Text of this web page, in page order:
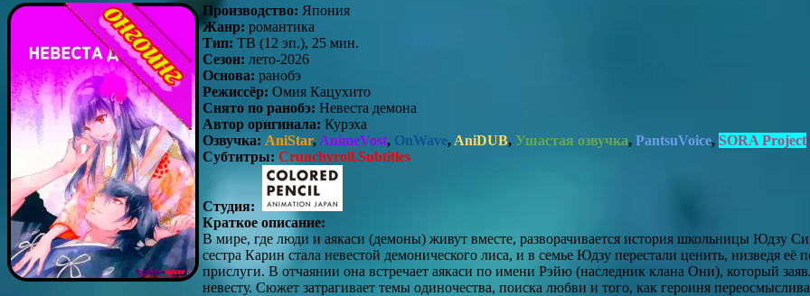
Производство: Япония
Жанр: романтика
Тип: ТВ (12 эп.), 25 мин.
Сезон: лето-2026
Основа: ранобэ
Режиссёр: Омия Кацухито
Снято по ранобэ: Невеста демона
Автор оригинала: Курэха
Озвучка: AniStar, AnimeVost, OnWave, AniDUB, Ушастая озвучка, PantsuVoice, SORA Project
Субтитры: Crunchyroll.Subtitles
Студия:
Краткое описание:
В мире, где люди и аякаси (демоны) живут вместе, разворачивается история школьницы Юдзу
сестра Карин стала невестой демонического лиса, и в семье Юдзу перестали ценить, низведя её
прислуги. В отчаянии она встречает аякаси по имени Рэйю (наследник клана Они), который
невесту. Сюжет затрагивает темы одиночества, поиска любви и того, как героиня